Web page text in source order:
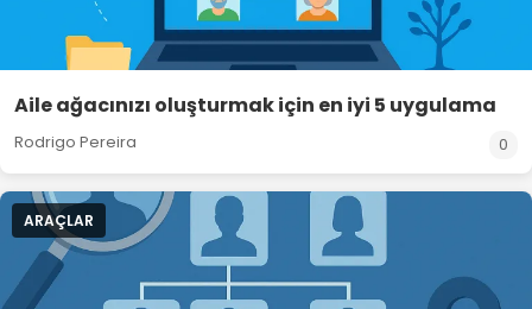
Aile ağacınızı oluşturmak için en iyi 5 uygulama
Rodrigo Pereira 0
ARAÇLAR